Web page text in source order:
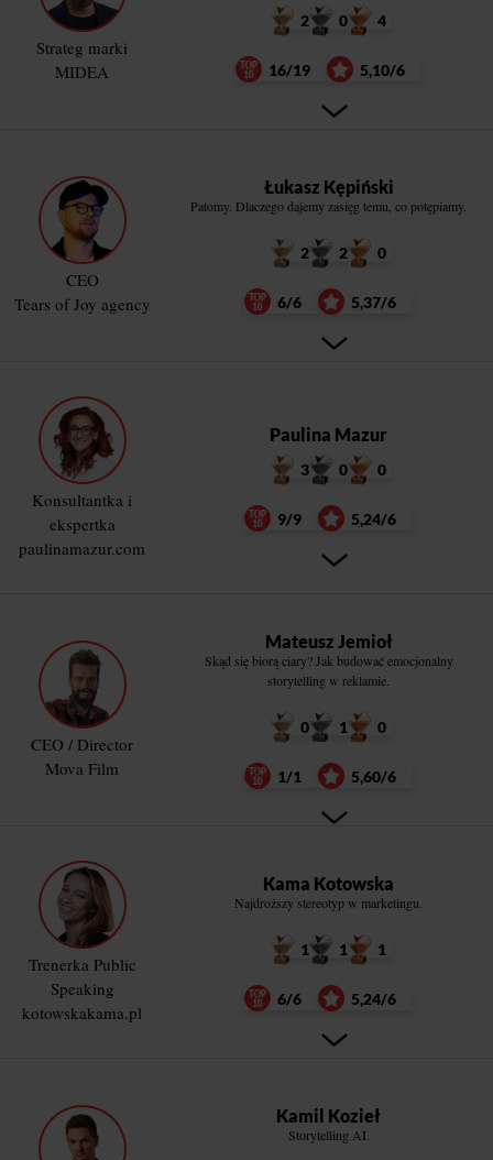
Strateg marki
MIDEA
2 0 4
16/19 5,10/6
CEO
Tears of Joy agency
Łukasz Kępiński
Patomy. Dlaczego dajemy zasięg temu, co potępiamy.
2 2 0
6/6 5,37/6
Konsultantka i
ekspertka
paulinamazur.com
Paulina Mazur
3 0 0
9/9 5,24/6
CEO / Director
Mova Film
Mateusz Jemioł
Skąd się biorą ciary? Jak budować emocjonalny
storytelling w reklamie.
0 1 0
1/1 5,60/6
Trenerka Public
Speaking
kotowskakama.pl
Kama Kotowska
Najdroższy stereotyp w marketingu.
1 1 1
6/6 5,24/6
Kamil Kozieł
Storytelling AI.